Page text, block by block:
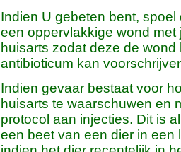
Indien U gebeten bent,
een oppervlakkige wond
huisarts zodat deze de
antibioticum kan
Indien gevaar bestaat voor
huisarts te waarschuwen en
protocol aan injecties. Dit is
een beet van een dier in